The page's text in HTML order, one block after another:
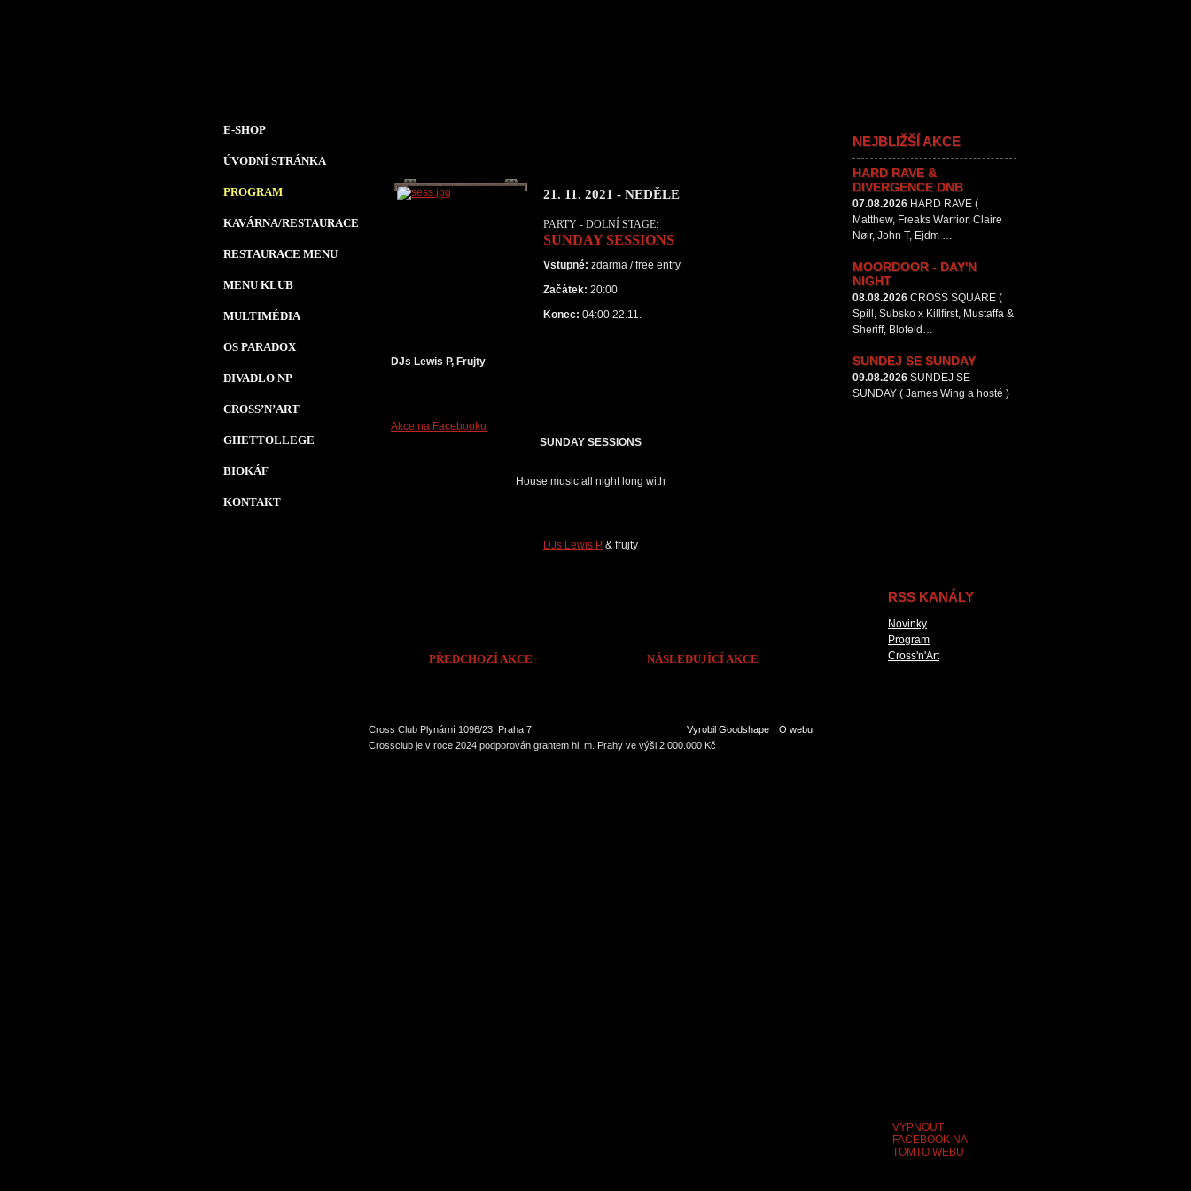
E-SHOP
ÚVODNÍ STRÁNKA
PROGRAM
KAVÁRNA/RESTAURACE
RESTAURACE MENU
MENU KLUB
MULTIMÉDIA
OS PARADOX
DIVADLO NP
CROSS’N’ART
GHETTOLLEGE
BIOKÁF
KONTAKT
21. 11. 2021 - NEDĚLE
PARTY - DOLNÍ STAGE:
SUNDAY SESSIONS
Vstupné: zdarma / free entry
Začátek: 20:00
Konec: 04:00 22.11.
DJs Lewis P, Frujty
Akce na Facebooku
SUNDAY SESSIONS
House music all night long with
DJs Lewis P & frujty
NÁSLEDUJÍCÍ AKCE
PŘEDCHOZÍ AKCE
Cross Club Plynární 1096/23, Praha 7 Vyrobil Goodshape | O webu
Crossclub je v roce 2024 podporován grantem hl. m. Prahy ve výši 2.000.000 Kč
NEJBLIŽŠÍ AKCE
HARD RAVE &
DIVERGENCE DNB
07.08.2026 HARD RAVE (
Matthew, Freaks Warrior, Claire
Nøir, John T, Ejdm …
MOORDOOR - DAY'N
NIGHT
08.08.2026 CROSS SQUARE (
Spill, Subsko x Killfirst, Mustaffa &
Sheriff, Blofeld…
SUNDEJ SE SUNDAY
09.08.2026 SUNDEJ SE
SUNDAY ( James Wing a hosté )
RSS KANÁLY
Novinky
Program
Cross'n'Art
VYPNOUT
FACEBOOK NA
TOMTO WEBU